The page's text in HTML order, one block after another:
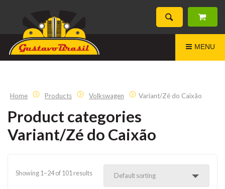
MENU
Home Products Volkswagen Variant/Zé do Caixão
Product categories
Variant/Zé do Caixão
Showing 1–24 of 101 results Default sorting